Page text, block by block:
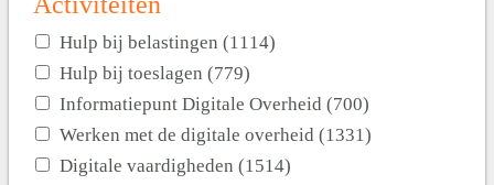
Hulp bij belastingen (1114)
Hulp bij toeslagen (779)
Informatiepunt Digitale Overheid (700)
Werken met de digitale overheid (1331)
Digitale vaardigheden (1514)